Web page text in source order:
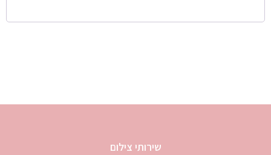
שירותי צילום